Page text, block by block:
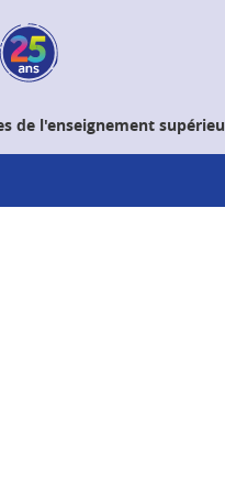
de l'enseignement